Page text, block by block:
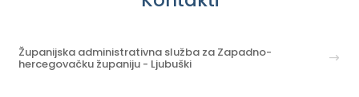
Županijska administrativna služba za Zapadno-
hercegovačku županiju - Ljubuški